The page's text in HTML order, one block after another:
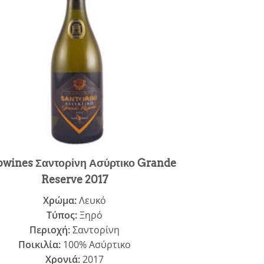
Σαντορίνη Ασύρτικο Grande
Reserve 2017
Χρώμα:Λευκό
Τύπος:Ξηρό
Περιοχή:Σαντορίνη
Ποικιλία:100% Ασύρτικο
Χρονιά:2017